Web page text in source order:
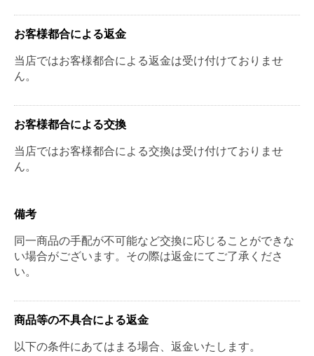
お客様都合による返金
当店ではお客様都合による返金は受け付けておりませ
ん。
お客様都合による交換
当店ではお客様都合による交換は受け付けておりませ
ん。
備考
同一商品の手配が不可能など交換に応じることができな
い場合がございます。その際は返金にてご了承くださ
い。
商品等の不具合による返金
以下の条件にあてはまる場合、返金いたします。